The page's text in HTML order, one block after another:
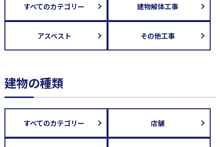
すべてのカテゴリー 建物解体工事
アスベスト その他工事
建物の種類
すべてのカテゴリー 店舗